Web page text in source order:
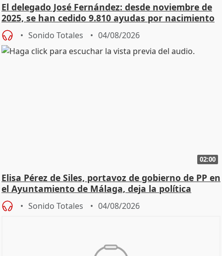
El delegado José Fernández: desde noviembre de
2025, se han cedido 9.810 ayudas por nacimiento
Sonido Totales 04/08/2026
02:00
Elisa Pérez de Siles, portavoz de gobierno de PP en
el Ayuntamiento de Málaga, deja la política
Sonido Totales 04/08/2026